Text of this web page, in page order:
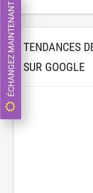
TENDANCES
SUR GOOGLE
ÉCHANGEZ MAINTENANT